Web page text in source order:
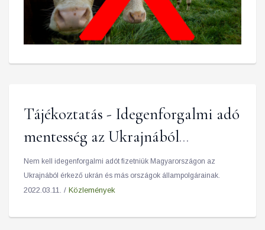
Tájékoztatás - Idegenforgalmi adó
mentesség az Ukrajnából
érkezőknek
Nem kell idegenforgalmi adót fizetniük Magyarországon az
Ukrajnából érkező ukrán és más országok állampolgárainak.
2022.03.11. / Közlemények